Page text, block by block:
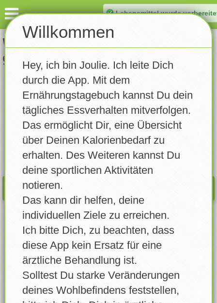
Dashboard
Gewicht notieren
Aktivität notieren
Tagebuch
Rezepte
Statistik
Trainingsplan
Erinnerungen
Lebensmittel erstellen
Eigene Lebensmittel
Errungenschaften
Welches Lebensmittel hast Du
gegessen?
07.08.2026
Kalorien: 0/0
WAS PASST NOCH REIN?
Lebensmittel wählen
nio
Menge
Willkommen
Hey, ich bin Joulie. Ich leite Dich
durch die App. Mit dem
Ernährungstagebuch kannst Du dein
tägliches Essverhalten mitverfolgen.
Das ermöglicht Dir, eine Übersicht
über Deinen Kalorienbedarf zu
erhalten. Des Weiteren kannst Du
deine sportlichen Aktivitäten
notieren.
Das kann dir helfen, deine
individuellen Ziele zu erreichen.
Ich bitte Dich, zu beachten, dass
diese App kein Ersatz für eine
ärztliche Behandlung ist.
Solltest Du starke Veränderungen
deines Wohlbefindens feststellen,
Lebensmittel wurde